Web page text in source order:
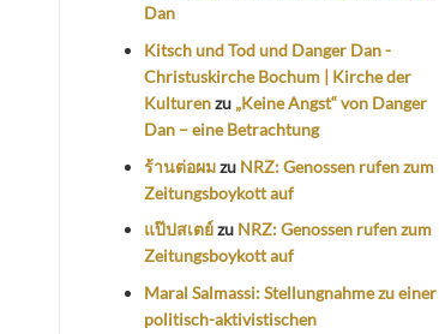
Dan
Kitsch und Tod und Danger Dan -
Christuskirche Bochum | Kirche der
Kulturenzu „Keine Angst“ von Danger
Dan – eine Betrachtung
ร้านต่อผมzu NRZ: Genossen rufen zum
Zeitungsboykott auf
แป๊ปสเตย์zu NRZ: Genossen rufen zum
Zeitungsboykott auf
Maral Salmassi: Stellungnahme zu einer
politisch-aktivistischen